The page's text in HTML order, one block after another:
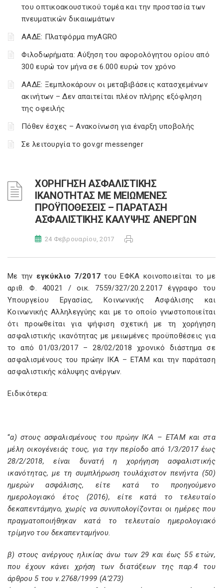
του οπτικοακουστικού τομέα και την προστασία των
πνευματικών δικαιωμάτων
ΑΑΔΕ: Πλατφόρμα myAGRO
Φιλοδωρήματα: Αύξηση του αφορολόγητου ορίου από
300 ευρώ τον μήνα σε 6.000 ευρώ τον χρόνο
ΑΑΔΕ: Ξεμπλοκάρουν οι μεταβιβάσεις κατασχεμένων
ακινήτων – Δεν απαιτείται πλέον πλήρης εξόφληση
της οφειλής
Πόθεν έσχες – Ανακοίνωση για έναρξη υποβολής
Σε λειτουργία το gov.gr messenger
ΧΟΡΗΓΗΣΗ ΑΣΦΑΛΙΣΤΙΚΗΣ
ΙΚΑΝΟΤΗΤΑΣ ΜΕ ΜΕΙΩΜΕΝΕΣ
ΠΡΟΫΠΟΘΕΣΕΙΣ – ΠΑΡΑΤΑΣΗ
ΑΣΦΑΛΙΣΤΙΚΗΣ ΚΑΛΥΨΗΣ ΑΝΕΡΓΩΝ
24 Φεβρουαρίου, 2017
Με την εγκύκλιο 7/2017 του ΕΦΚΑ κοινοποιείται το με
αριθ. Φ. 40021 / οικ. 7559/327/20.2.2017 έγγραφο του
Υπουργείου Εργασίας, Κοινωνικής Ασφάλισης και
Κοινωνικής Αλληλεγγύης και με το οποίο γνωστοποιείται
ότι προωθείται για ψήφιση σχετική με τη χορήγηση
ασφαλιστικής ικανότητας με μειωμένες προϋποθέσεις για
το από 01/03/2017 – 28/02/2018 χρονικό διάστημα σε
ασφαλισμένους του πρώην ΙΚΑ – ΕΤΑΜ και την παράταση
ασφαλιστικής κάλυψης ανέργων.
Ειδικότερα:
“α) στους ασφαλισμένους του πρώην ΙΚΑ – ΕΤΑΜ και στα
μέλη οικογένειάς τους, για την περίοδο από 1/3/2017 έως
28/2/2018, είναι δυνατή η χορήγηση ασφαλιστικής
ικανότητας, με τη συμπλήρωση τουλάχιστον πενήντα (50)
ημερών ασφάλισης, είτε κατά το προηγούμενο
ημερολογιακό έτος (2016), είτε κατά το τελευταίο
δεκαπεντάμηνο, χωρίς να συνυπολογίζονται οι ημέρες που
πραγματοποιήθηκαν κατά το τελευταίο ημερολογιακό
τρίμηνο του δεκαπενταμήνου.
β) στους ανέργους ηλικίας άνω των 29 και έως 55 ετών,
που έχουν κάνει χρήση των διατάξεων της παρ.4 του
άρθρου 5 του ν.2768/1999 (Α’273)